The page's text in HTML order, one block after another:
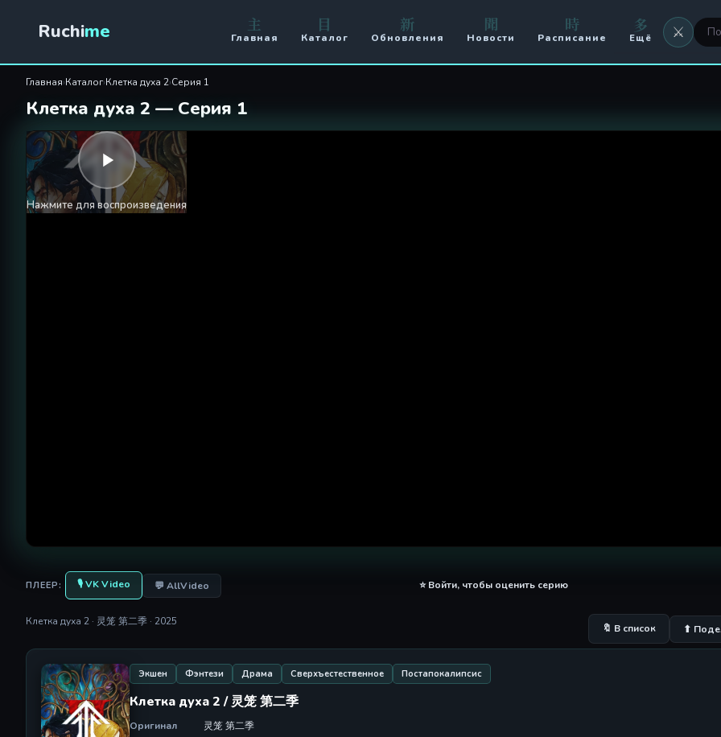
Клетка духа 2 1 серия
Ruchime 主
Главная
目
Каталог
新
Обновления
聞
Новости
時
Расписание
多
Ещё ⚔️
⚔️ Оружие
🏟️ Арена
Главная›Каталог›Клетка духа 2›Серия 1
Клетка духа 2 — Серия 1
Нажмите для воспроизведения
ПЛЕЕР: 🎙 VK Video 💬 AllVideo ⭐ Войти, чтобы оценить серию
Клетка духа 2 · 灵笼 第二季 · 2025
🔖 В список ⬆
Экшен Фэнтези Драма Сверхъестественное Постапокалипсис
Клетка духа 2 / 灵笼 第二季
Оригинал
灵笼 第二季